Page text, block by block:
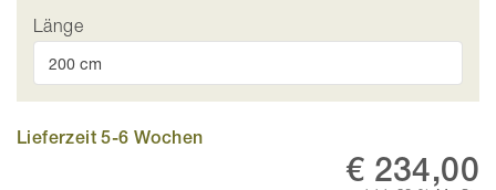
Länge
Lieferzeit 5-6 Wochen
€ 234,00